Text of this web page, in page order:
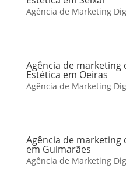
Agência de Marketing
Agência de marketing
Estética em Oeiras
Agência de Marketing
Agência de marketing
em Guimarães
Agência de Marketing